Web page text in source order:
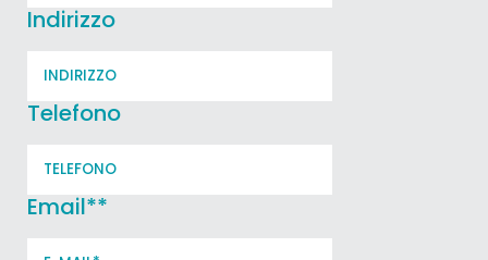
Indirizzo
Telefono
Email**